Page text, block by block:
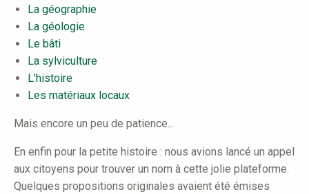
La géographie
La géologie
Le bâti
La sylviculture
L'histoire
Les matériaux locaux
Mais encore un peu de patience...
En enfin pour la petite histoire : nous avions lancé un appel
aux citoyens pour trouver un nom à cette jolie plateforme.
Quelques propositions originales avaient été émises